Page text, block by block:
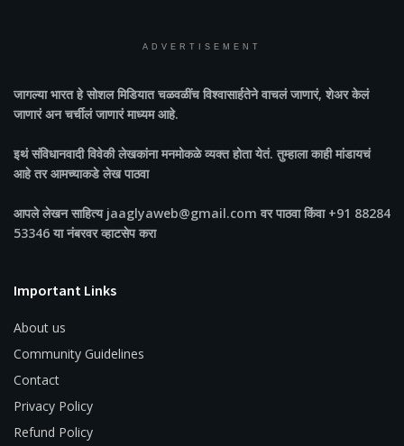
ADVERTISEMENT
जागल्या भारतहे सोशल मिडियात चळवळींच विश्वासार्हतेने वाचलं जाणारं, शेअर केलं
जाणारं अन चर्चीलं जाणारं माध्यम आहे.
इथं संविधानवादी विवेकी लेखकांना मनमोकळे व्यक्त होता येतं. तुम्हाला काही मांडायचं
आहे तर आमच्याकडे लेख पाठवा
आपले लेखन साहित्य jaaglyaweb@gmail.com वर पाठवा किंवा +91 88284
53346 या नंबरवर व्हाटसेप करा
Important Links
About us
Community Guidelines
Contact
Privacy Policy
Refund Policy